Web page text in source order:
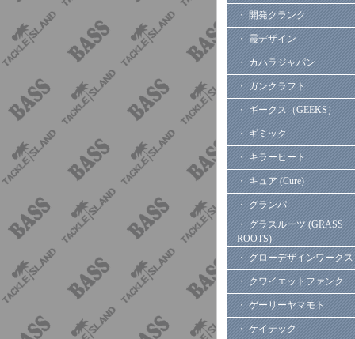
・ 開発クランク
・ 霞デザイン
・ カハラジャパン
・ ガンクラフト
・ ギークス（GEEKS）
・ ギミック
・ キラーヒート
・ キュア (Cure)
・ グランパ
・ グラスルーツ (GRASS
ROOTS)
・ グローデザインワークス
・ クワイエットファンク
・ ゲーリーヤマモト
・ ケイテック